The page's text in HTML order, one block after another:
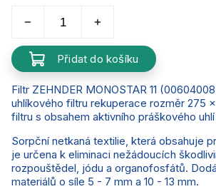
Přidat do košíku
Filtr ZEHNDER MONOSTAR 11
uhlíkového filtru rekuperace rozměr 275
filtru s obsahem aktivního práškového
Sorpční netkaná textilie, která obsahuje
je určena k eliminaci nežádoucích
rozpouštědel, jódu a organofosfátů.
materiálů o síle 5 - 7 mm a 10 - 13 mm.